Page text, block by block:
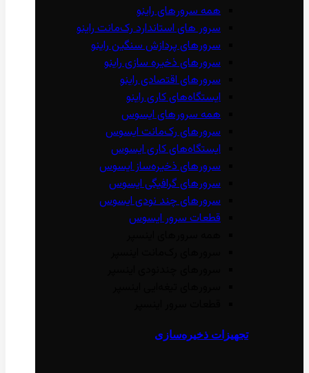
همه سرور‌های راینو
سرور ‌های استاندارد رک‌مانت راینو
سرور‌های پردازش سنگین راینو
سرور‌های ذخیره سازی راینو
سرور‌های اقتصادی راینو
ایستگاه‌های کاری راینو
همه سرور‌های ایسوس
سرور‌های رک‌مانت ایسوس
ایستگاه‌های کاری ایسوس
سرور‌های ذخیره‌ساز ایسوس
سرور‌های گرافیگی ایسوس
سرور‌های چند نودی ایسوس
قطعات سرور ایسوس
تجهیزات ذخیره‌سازی